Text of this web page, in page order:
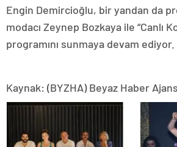
Engin Demircioğlu, bir yandan da
modacı Zeynep Bozkaya ile “Canlı
programını sunmaya devam ediyor.
Kaynak: (BYZHA) Beyaz Haber